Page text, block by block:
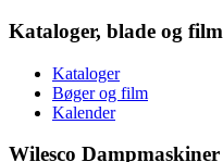
Kataloger, blade og film
Kataloger
Bøger og film
Kalender
Wilesco Dampmaskiner